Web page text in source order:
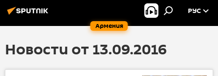
Армения
РУС
Новости от 13.09.2016